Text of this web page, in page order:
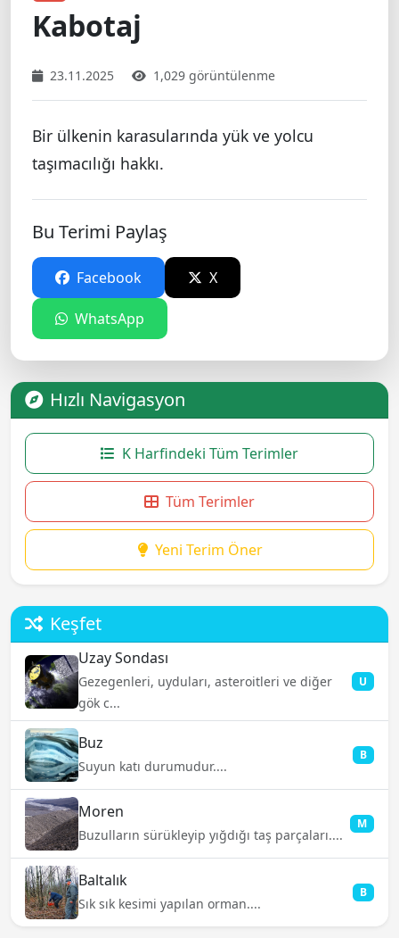
Kabotaj
23.11.2025 1,029 görüntülenme
Bir ülkenin karasularında yük ve yolcu
taşımacılığı hakkı.
Bu Terimi Paylaş
Facebook X
WhatsApp
Hızlı Navigasyon
K Harfindeki Tüm Terimler
Tüm Terimler
Yeni Terim Öner
Keşfet
Uzay Sondası
Gezegenleri, uyduları, asteroitleri ve diğer
gök c...
U
Buz
Suyun katı durumudur....
B
Moren
Buzulların sürükleyip yığdığı taş parçaları....
M
Baltalık
Sık sık kesimi yapılan orman....
B